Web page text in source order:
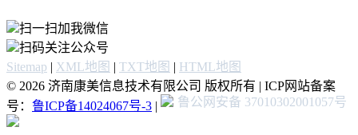
扫一扫加我微信
扫码关注公众号
Sitemap | XML地图 | TXT地图 | HTML地图
© 2026 济南康美信息技术有限公司 版权所有 | ICP网站备案
号： 鲁ICP备14024067号-3 | 鲁公网安备 37010302001057号